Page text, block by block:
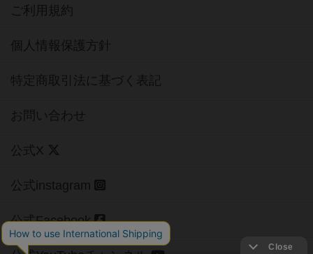
ご利用規約
個人情報保護方針
特定商取引法に基づく表記
お問い合わせ
公式X
公式instagram
公式Facebook